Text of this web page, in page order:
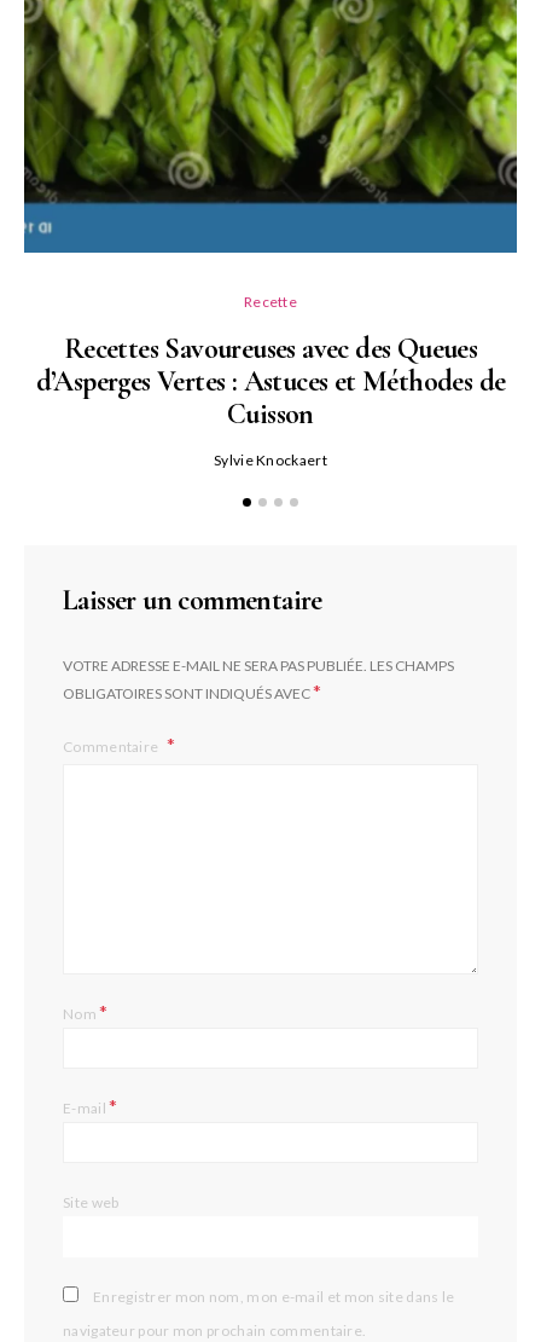
Recette
Recettes Savoureuses avec des Queues
d’Asperges Vertes : Astuces et Méthodes de
Cuisson
Sylvie Knockaert
Laisser un commentaire
VOTRE ADRESSE E-MAIL NE SERA PAS PUBLIÉE. LES CHAMPS
OBLIGATOIRES SONT INDIQUÉS AVEC*
Commentaire
Nom*
E-mail*
Site web
Enregistrer mon nom, mon e-mail et mon site dans le
navigateur pour mon prochain commentaire.